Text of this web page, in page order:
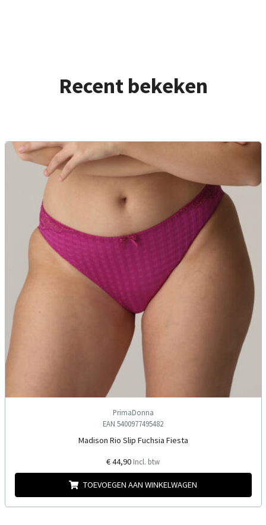
Recent bekeken
PrimaDonna
EAN 5400977495482
Madison Rio Slip Fuchsia Fiesta
€ 44,90 Incl. btw
TOEVOEGEN AAN WINKELWAGEN